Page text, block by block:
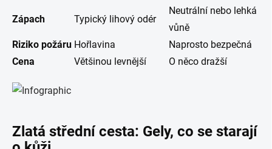
Zápach Typický lihový odér
Neutrální nebo lehká
vůně
Riziko požáru Hořlavina
Naprosto bezpečná
Cena
Většinou levnější O něco dražší
Zlatá střední cesta: Gely, co se starají